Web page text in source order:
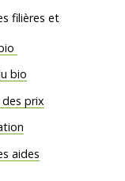
filières et
bio
des prix
aides